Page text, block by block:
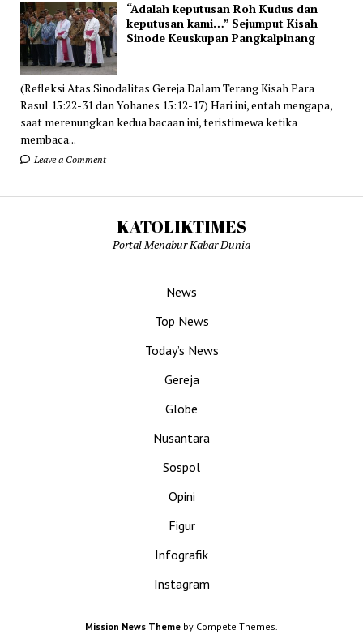
“Adalah keputusan Roh Kudus dan
keputusan kami…” Sejumput Kisah
Sinode Keuskupan Pangkalpinang
(Refleksi Atas Sinodalitas Gereja Dalam Terang Kisah Para
Rasul 15:22-31 dan Yohanes 15:12-17) Hari ini, entah mengapa,
saat merenungkan kedua bacaan ini, teristimewa ketika
membaca...
Leave a Comment
KATOLIKTIMES
Portal Menabur Kabar Dunia
News
Top News
Today’s News
Gereja
Globe
Nusantara
Sospol
Opini
Figur
Infografik
Instagram
Mission News Theme by Compete Themes.